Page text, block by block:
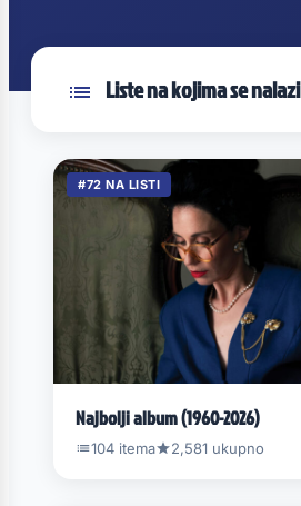
Liste na kojima se nalazi
#72 NA LISTI
Najbolji album (1960-2026)
104 itema 2,581 ukupno